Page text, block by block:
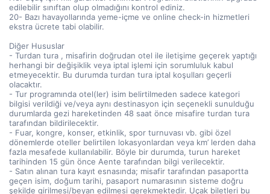
edilebilir sınıftan olup olmadığını kontrol ediniz.
20- Bazı havayollarında yeme-içme ve online check-in hizmetleri
ekstra ücrete tabi olabilir.
Diğer Hususlar
- Turdan tura , misafirin doğrudan otel ile iletişime geçerek yaptığı
herhangi bir değişiklik veya iptal işlemi için sorumluluk kabul
etmeyecektir. Bu durumda turdan tura iptal koşulları geçerli
olacaktır.
- Tur programında otel(ler) isim belirtilmeden sadece kategori
bilgisi verildiği ve/veya aynı destinasyon için seçenekli sunulduğu
durumlarda gezi hareketinden 48 saat önce misafire turdan tura
tarafından bildirilecektir.
- Fuar, kongre, konser, etkinlik, spor turnuvası vb. gibi özel
dönemlerde oteller belirtilen lokasyonlardan veya km’ lerden daha
fazla mesafede kullanılabilir. Böyle bir durumda, turun hareket
tarihinden 15 gün önce Aente tarafından bilgi verilecektir.
- Satın alınan tura kayıt esnasında; misafir tarafından pasaportta
geçen isim, doğum tarihi, pasaport numarasının sisteme doğru
şekilde girilmesi/beyan edilmesi gerekmektedir. Uçak biletleri bu